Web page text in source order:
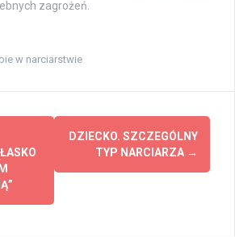
zagrożeń.
w narciarstwie
DZIECKO. SZCZEGÓLNY
TYP NARCIARZA →